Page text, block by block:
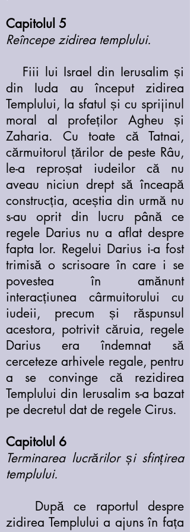
Capitolul 5
Reîncepe zidirea templului.
Fiii lui Israel din Ierusalim și
din Iuda au început zidirea
Templului, la sfatul și cu sprijinul
moral al profeților Agheu și
Zaharia. Cu toate că Tatnai,
cărmuitorul țărilor de peste Râu,
le-a reproșat iudeilor că nu
aveau niciun drept să înceapă
construcția, aceștia din urmă nu
s-au oprit din lucru până ce
regele Darius nu a aflat despre
fapta lor. Regelui Darius i-a fost
trimisă o scrisoare în care i se
povestea în amănunt
interacțiunea cârmuitorului cu
iudeii, precum și răspunsul
acestora, potrivit căruia, regele
Darius era îndemnat să
cerceteze arhivele regale, pentru
a se convinge că rezidirea
Templului din Ierusalim s-a bazat
pe decretul dat de regele Cirus.
Capitolul 6
Terminarea lucrărilor și sfințirea
templului.
După ce raportul despre
zidirea Templului a ajuns în fața